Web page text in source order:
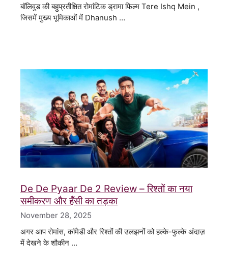
बॉलिवुड की बहुप्रतीक्षित रोमांटिक ड्रामा फिल्म Tere Ishq Mein ,
जिसमें मुख्य भूमिकाओं में Dhanush …
De De Pyaar De 2 Review – रिश्तों का नया
समीकरण और हँसी का तड़का
November 28, 2025
अगर आप रोमांस, कॉमेडी और रिश्तों की उलझनों को हल्के-फुल्के अंदाज़
में देखने के शौकीन …